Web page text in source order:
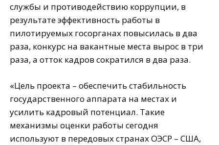
службы и противодействию коррупции, в
результате эффективность работы в
пилотируемых госорганах повысилась в два
раза, конкурс на вакантные места вырос в три
раза, а отток кадров сократился в два раза.
«Цель проекта – обеспечить стабильность
государственного аппарата на местах и
усилить кадровый потенциал. Такие
механизмы оценки работы сегодня
используют в передовых странах ОЭСР – США,